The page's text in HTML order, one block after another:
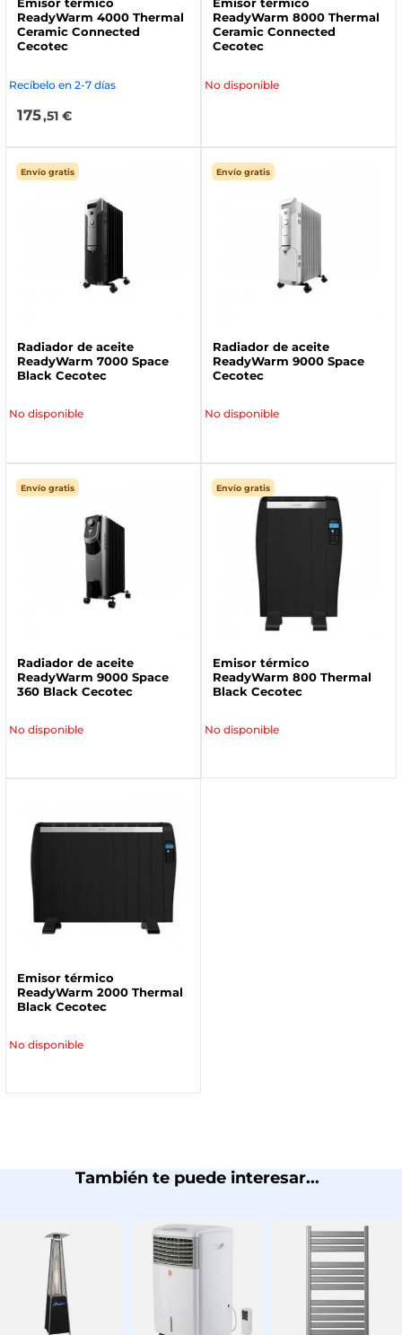
Emisor térmico
ReadyWarm 4000 Thermal
Ceramic Connected
Cecotec
Recíbelo en 2-7 días
175,51 €
Emisor térmico
ReadyWarm 8000 Thermal
Ceramic Connected
Cecotec
No disponible
Envío gratis
Radiador de aceite
ReadyWarm 7000 Space
Black Cecotec
No disponible
Envío gratis
Radiador de aceite
ReadyWarm 9000 Space
Cecotec
No disponible
Envío gratis
Radiador de aceite
ReadyWarm 9000 Space
360 Black Cecotec
No disponible
Envío gratis
Emisor térmico
ReadyWarm 800 Thermal
Black Cecotec
No disponible
Emisor térmico
ReadyWarm 2000 Thermal
Black Cecotec
No disponible
También te puede interesar...